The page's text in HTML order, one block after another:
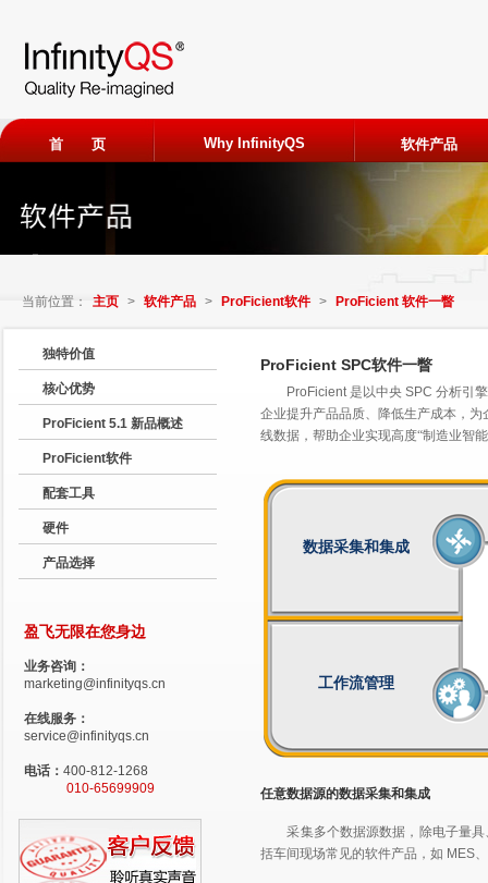
首 页 Why InfinityQS 软件产品
ProFicient
观看客户
当前位置： 主页 > 软件产品 > ProFicient软件 > ProFicient 软件一瞥
独特价值
核心优势
ProFicient 5.1 新品概述
ProFicient软件
配套工具
硬件
产品选择
盈飞无限在您身边
业务咨询：
marketing@infinityqs.cn
在线服务：
service@infinityqs.cn
电话： 400-812-1268
010-65699909
ProFicient SPC软件一瞥
ProFicient 是以中央 SPC 分析引
企业提升产品品质、降低生产成本，
线数据，帮助企业实现高度“制造业智
数据采集和集成
工作流管理
任意数据源的数据采集和集成
采集多个数据源数据，除电子量
括车间现场常见的软件产品，如 MES